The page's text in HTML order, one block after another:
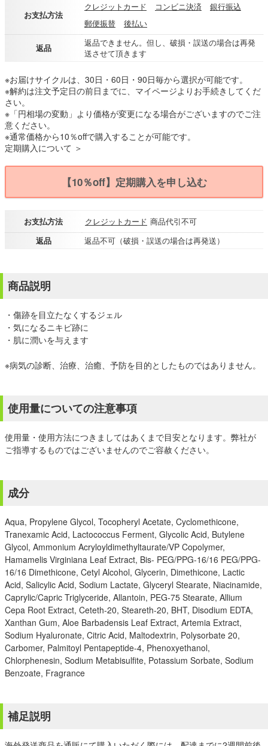
お支払方法
クレジットカード コンビニ決済
銀行振込
郵便振替
後払い
返品
返品できません。但し、破損・誤送の場合は再発
送させて頂きます
※お届けサイクルは、30日・60日・90日毎から選択が可能です。
※解約は注文予定日の前日までに、マイページよりお手続きしてくだ
さい。
※「円相場の変動」より価格が変更になる場合がございますのでご注
意ください。
※通常価格から10％offで購入することが可能です。
定期購入について ＞
【10％off】定期購入を申し込む
お支払方法 クレジットカード 商品代引不可
返品
返品不可（破損・誤送の場合は再発送）
商品説明
・傷跡を目立たなくするジェル
・気になるニキビ跡に
・肌に潤いを与えます
※病気の診断、治療、治癒、予防を目的としたものではありません。
使用量についての注意事項
使用量・使用方法につきましてはあくまで目安となります。弊社が
ご指導するものではございませんのでご容赦ください。
成分
Aqua, Propylene Glycol, Tocopheryl Acetate, Cyclomethicone,
Tranexamic Acid, Lactococcus Ferment, Glycolic Acid, Butylene
Glycol, Ammonium Acryloyldimethyltaurate/VP Copolymer,
Hamamelis Virginiana Leaf Extract, Bis- PEG/PPG-16/16 PEG/PPG-
16/16 Dimethicone, Cetyl Alcohol, Glycerin, Dimethicone, Lactic
Acid, Salicylic Acid, Sodium Lactate, Glyceryl Stearate, Niacinamide,
Caprylic/Capric Triglyceride, Allantoin, PEG-75 Stearate, Allium
Cepa Root Extract, Ceteth-20, Steareth-20, BHT, Disodium EDTA,
Xanthan Gum, Aloe Barbadensis Leaf Extract, Artemia Extract,
Sodium Hyaluronate, Citric Acid, Maltodextrin, Polysorbate 20,
Carbomer, Palmitoyl Pentapeptide-4, Phenoxyethanol,
Chlorphenesin, Sodium Metabisulfite, Potassium Sorbate, Sodium
Benzoate, Fragrance
補足説明